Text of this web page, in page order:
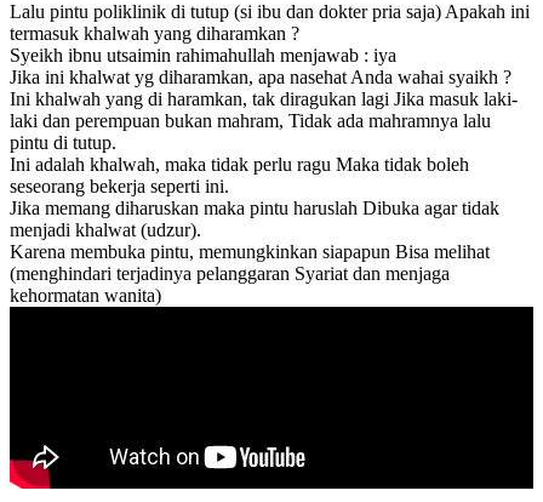
Lalu pintu poliklinik di tutup (si ibu dan dokter pria saja) Apakah ini
termasuk khalwah yang diharamkan ?
Syeikh ibnu utsaimin rahimahullah menjawab : iya
Jika ini khalwat yg diharamkan, apa nasehat Anda wahai syaikh ?
Ini khalwah yang di haramkan, tak diragukan lagi Jika masuk laki-
laki dan perempuan bukan mahram, Tidak ada mahramnya lalu
pintu di tutup.
Ini adalah khalwah, maka tidak perlu ragu Maka tidak boleh
seseorang bekerja seperti ini.
Jika memang diharuskan maka pintu haruslah Dibuka agar tidak
menjadi khalwat (udzur).
Karena membuka pintu, memungkinkan siapapun Bisa melihat
(menghindari terjadinya pelanggaran Syariat dan menjaga
kehormatan wanita)